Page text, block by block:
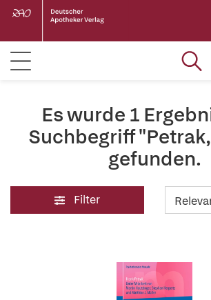
Es wurde 1
Suchbegriff
gefunden.
Filter